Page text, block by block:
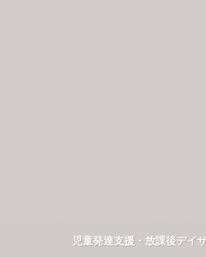
児童発達支援・放課後デイ